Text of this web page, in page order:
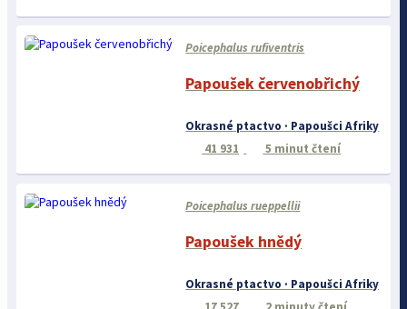
Poicephalus rufiventris
Papoušek červenobřichý
Okrasné ptactvo · Papoušci Afriky
41 931
5 minut čtení
Poicephalus rueppellii
Papoušek hnědý
Okrasné ptactvo · Papoušci Afriky